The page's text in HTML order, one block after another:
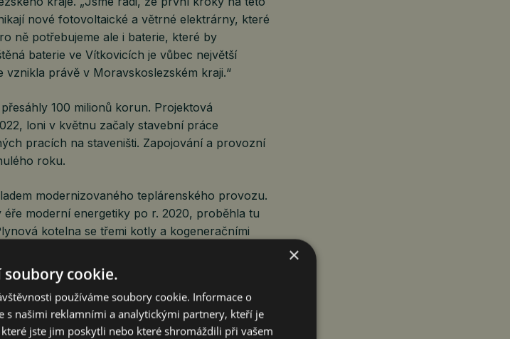
nové fotovoltaické a větrné elektrárny, které
ně potřebujeme ale i baterie, které by
baterie ve Vítkovicích je vůbec největší
právě v Moravskoslezském kraji.“
100 milionů korun. Projektová
loni v květnu začaly stavební práce
pracích na staveništi. Zapojování a provozní
roku.
modernizovaného teplárenského provozu.
moderní energetiky po r. 2020, proběhla tu
kotelna se třemi kotly a kogeneračními
plynovými kotly, které zajišťují její nabíjení.
systémy dodává domácnostem, obcím
využitím použitých baterií z elektroaut pro
×
cookie.
používáme soubory cookie. Informace o
s našimi reklamními a analytickými partnery, kteří je
jste jim poskytli nebo které shromáždili při vašem